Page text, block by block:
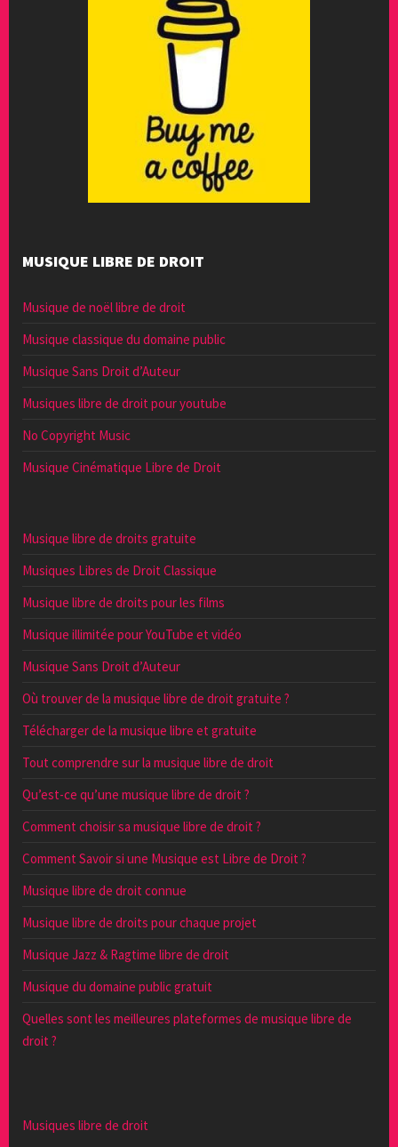
MUSIQUE LIBRE DE DROIT
Musique de noël libre de droit
Musique classique du domaine public
Musique Sans Droit d’Auteur
Musiques libre de droit pour youtube
No Copyright Music
Musique Cinématique Libre de Droit
Musique libre de droits gratuite
Musiques Libres de Droit Classique
Musique libre de droits pour les films
Musique illimitée pour YouTube et vidéo
Musique Sans Droit d’Auteur
Où trouver de la musique libre de droit gratuite ?
Télécharger de la musique libre et gratuite
Tout comprendre sur la musique libre de droit
Qu’est-ce qu’une musique libre de droit ?
Comment choisir sa musique libre de droit ?
Comment Savoir si une Musique est Libre de Droit ?
Musique libre de droit connue
Musique libre de droits pour chaque projet
Musique Jazz & Ragtime libre de droit
Musique du domaine public gratuit
Quelles sont les meilleures plateformes de musique libre de
droit ?
Musiques libre de droit